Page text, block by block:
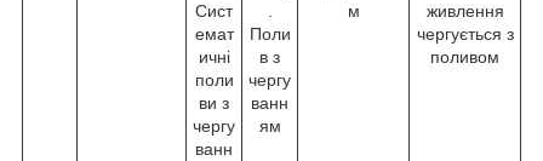
Сист
емат
ичні
поли
ви з
чергу
ванн
.
Поли
в з
чергу
ванн
ям
м
живлення
чергується з
поливом